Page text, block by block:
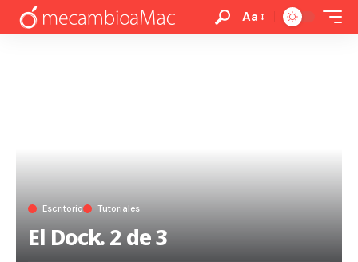
Aa
Escritorio Tutoriales
El Dock. 2 de 3